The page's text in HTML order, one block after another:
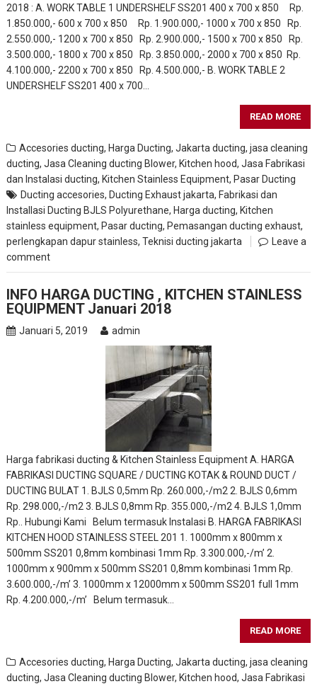
2018 : A. WORK TABLE 1 UNDERSHELF SS201 400 x 700 x 850 Rp.
1.850.000,- 600 x 700 x 850 Rp. 1.900.000,- 1000 x 700 x 850 Rp.
2.550.000,- 1200 x 700 x 850 Rp. 2.900.000,- 1500 x 700 x 850 Rp.
3.500.000,- 1800 x 700 x 850 Rp. 3.850.000,- 2000 x 700 x 850 Rp.
4.100.000,- 2200 x 700 x 850 Rp. 4.500.000,- B. WORK TABLE 2
UNDERSHELF SS201 400 x 700…
READ MORE
Accesories ducting,Harga Ducting,Jakarta ducting,jasa cleaning
ducting,Jasa Cleaning ducting Blower, Kitchen hood,Jasa Fabrikasi
dan Instalasi ducting,Kitchen Stainless Equipment,Pasar Ducting
Ducting accesories,Ducting Exhaust jakarta,Fabrikasi dan
Installasi Ducting BJLS Polyurethane,Harga ducting,Kitchen
stainless equipment,Pasar ducting,Pemasangan ducting exhaust,
perlengkapan dapur stainless,Teknisi ducting jakarta
Leave a
comment
INFO HARGA DUCTING , KITCHEN STAINLESS
EQUIPMENT Januari 2018
Januari 5, 2019 admin
Harga fabrikasi ducting & Kitchen Stainless Equipment A. HARGA
FABRIKASI DUCTING SQUARE / DUCTING KOTAK & ROUND DUCT /
DUCTING BULAT 1. BJLS 0,5mm Rp. 260.000,-/m2 2. BJLS 0,6mm
Rp. 298.000,-/m2 3. BJLS 0,8mm Rp. 355.000,-/m2 4. BJLS 1,0mm
Rp.. Hubungi Kami Belum termasuk Instalasi B. HARGA FABRIKASI
KITCHEN HOOD STAINLESS STEEL 201 1. 1000mm x 800mm x
500mm SS201 0,8mm kombinasi 1mm Rp. 3.300.000,-/m’ 2.
1000mm x 900mm x 500mm SS201 0,8mm kombinasi 1mm Rp.
3.600.000,-/m’ 3. 1000mm x 12000mm x 500mm SS201 full 1mm
Rp. 4.200.000,-/m’ Belum termasuk…
READ MORE
Accesories ducting,Harga Ducting,Jakarta ducting,jasa cleaning
ducting,Jasa Cleaning ducting Blower, Kitchen hood,Jasa Fabrikasi